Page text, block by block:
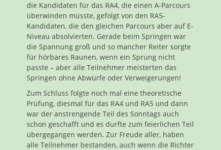
die Kandidaten für das RA4, die einen A-Parcours
überwinden müsste, gefolgt von den RA5-
Kandidaten, die den gleichen Parcours aber auf E-
Niveau absolvierten. Gerade beim Springen war
die Spannung groß und so mancher Reiter sorgte
für hörbares Raunen, wenn ein Sprung nicht
passte – aber alle Teilnehmer meisterten das
Springen ohne Abwürfe oder Verweigerungen!
Zum Schluss folgte noch mal eine theoretische
Prüfung, diesmal für das RA4 und RA5 und dann
war der anstrengende Teil des Sonntags auch
schon geschafft und es durfte zum feierlichen Teil
übergegangen werden. Zur Freude aller, haben
alle Teilnehmer bestanden, auch wenn die Richter